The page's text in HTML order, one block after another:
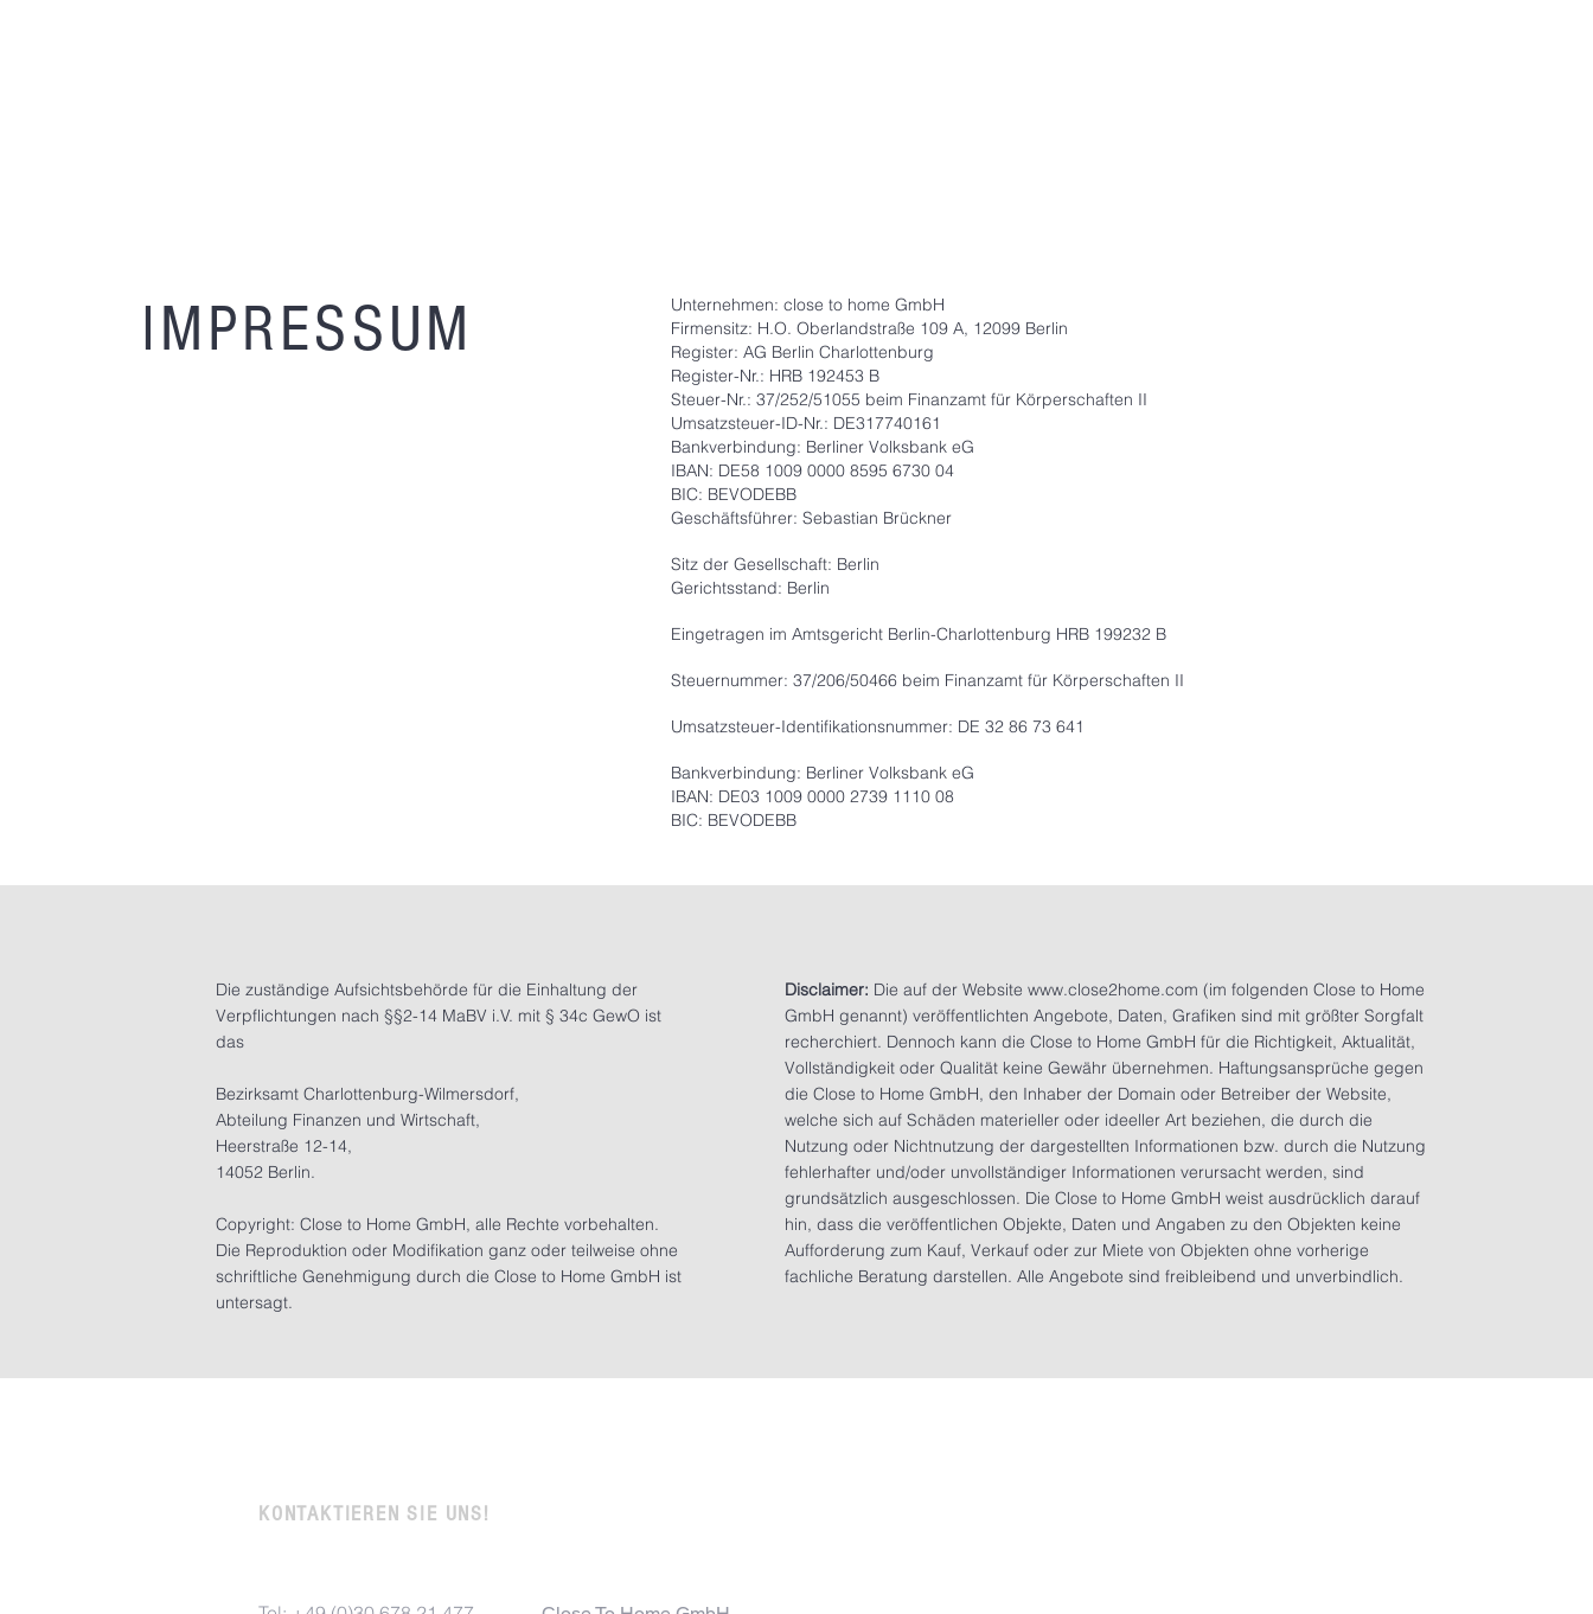
IMPRESSUM
Unternehmen: close to home GmbH
Firmensitz: H.O. Oberlandstraße 109 A, 12099 Berlin
Register: AG Berlin Charlottenburg
Register-Nr.: HRB 192453 B
Steuer-Nr.: 37/252/51055 beim Finanzamt für Körperschaften II
Umsatzsteuer-ID-Nr.: DE317740161
Bankverbindung: Berliner Volksbank eG
IBAN: DE58 1009 0000 8595 6730 04
BIC: BEVODEBB
Geschäftsführer: Sebastian Brückner
Sitz der Gesellschaft: Berlin
Gerichtsstand: Berlin
Eingetragen im Amtsgericht Berlin-Charlottenburg HRB 199232 B
Steuernummer: 37/206/50466 beim Finanzamt für Körperschaften II
Umsatzsteuer-Identifikationsnummer: DE 32 86 73 641
Bankverbindung: Berliner Volksbank eG
IBAN: DE03 1009 0000 2739 1110 08
BIC: BEVODEBB
Die zuständige Aufsichtsbehörde für die Einhaltung der
Verpflichtungen nach §§2-14 MaBV i.V. mit § 34c GewO ist
das
Bezirksamt Charlottenburg-Wilmersdorf,
Abteilung Finanzen und Wirtschaft,
Heerstraße 12-14,
14052 Berlin.
Copyright: Close to Home GmbH, alle Rechte vorbehalten.
Die Reproduktion oder Modifikation ganz oder teilweise ohne
schriftliche Genehmigung durch die Close to Home GmbH ist
untersagt.
Disclaimer: Die auf der Website www.close2home.com (im folgenden Close to Home
GmbH genannt) veröffentlichten Angebote, Daten, Grafiken sind mit größter Sorgfalt
recherchiert. Dennoch kann die Close to Home GmbH für die Richtigkeit, Aktualität,
Vollständigkeit oder Qualität keine Gewähr übernehmen. Haftungsansprüche gegen
die Close to Home GmbH, den Inhaber der Domain oder Betreiber der Website,
welche sich auf Schäden materieller oder ideeller Art beziehen, die durch die
Nutzung oder Nichtnutzung der dargestellten Informationen bzw. durch die Nutzung
fehlerhafter und/oder unvollständiger Informationen verursacht werden, sind
grundsätzlich ausgeschlossen. Die Close to Home GmbH weist ausdrücklich darauf
hin, dass die veröffentlichen Objekte, Daten und Angaben zu den Objekten keine
Aufforderung zum Kauf, Verkauf oder zur Miete von Objekten ohne vorherige
fachliche Beratung darstellen. Alle Angebote sind freibleibend und unverbindlich.
KONTAKTIEREN SIE UNS!